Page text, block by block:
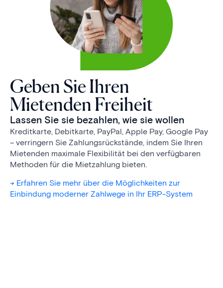
Geben Sie Ihren
Mietenden Freiheit
Lassen Sie sie bezahlen, wie sie wollen
Kreditkarte, Debitkarte, PayPal, Apple Pay, Google Pay
– verringern Sie Zahlungs­rück­stände, indem Sie Ihren
Mietenden maximale Flexibilität bei den verfügbaren
Methoden für die Mietzahlung bieten.
-> Erfahren Sie mehr über die Möglichkeiten zur
Einbindung moderner Zahlwege in Ihr ERP-System